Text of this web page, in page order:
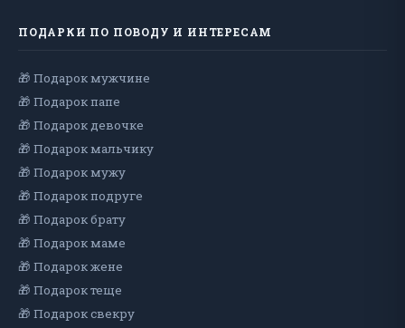
ПОДАРКИ ПО ПОВОДУ И ИНТЕРЕСАМ
🎁 Подарок мужчине
🎁 Подарок папе
🎁 Подарок девочке
🎁 Подарок мальчику
🎁 Подарок мужу
🎁 Подарок подруге
🎁 Подарок брату
🎁 Подарок маме
🎁 Подарок жене
🎁 Подарок теще
🎁 Подарок свекру